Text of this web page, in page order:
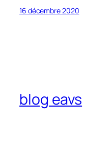
16 décembre 2020
blog eavs